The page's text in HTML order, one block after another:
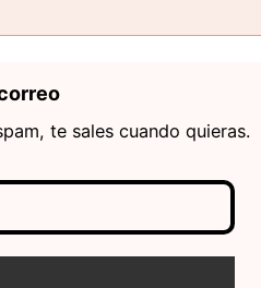
te sales cuando quieras.